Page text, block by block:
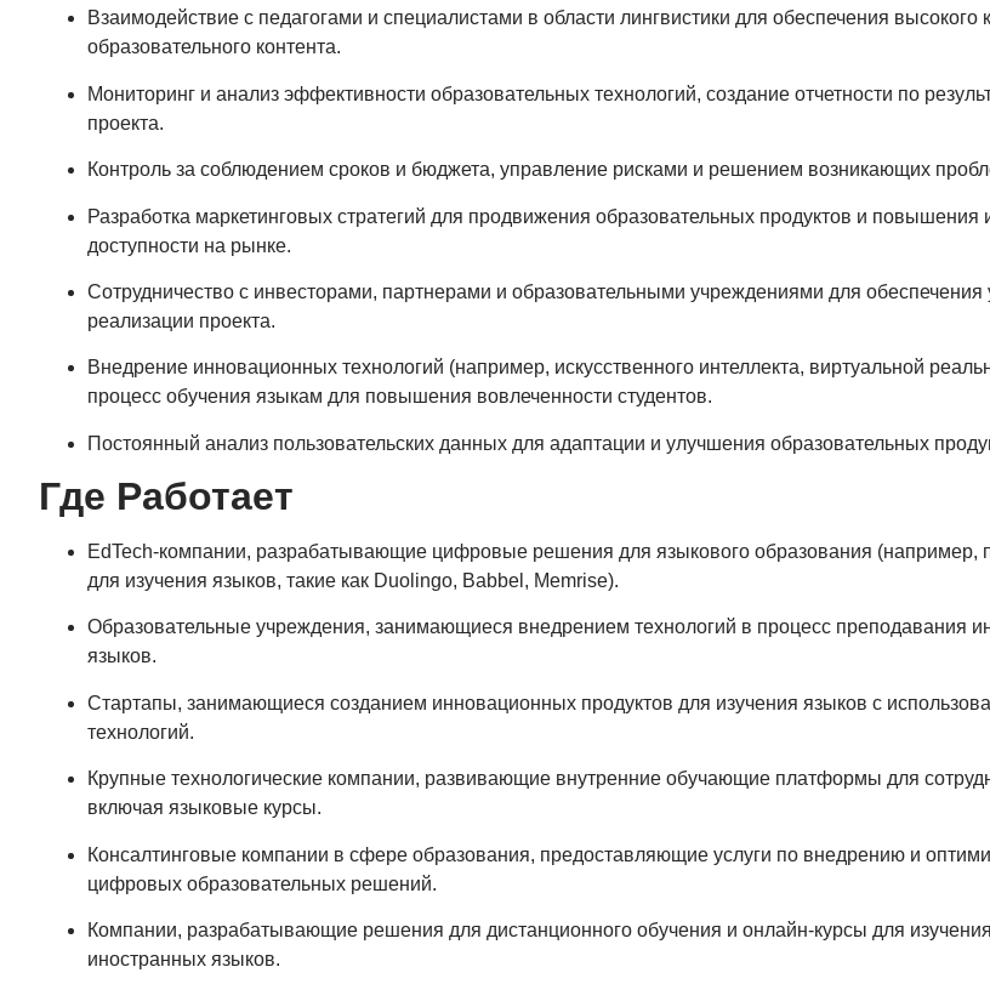
Взаимодействие с педагогами и специалистами в области лингвистики для обеспечения высокого
образовательного контента.
Мониторинг и анализ эффективности образовательных технологий, создание отчетности по
проекта.
Контроль за соблюдением сроков и бюджета, управление рисками и решением возникающих
Разработка маркетинговых стратегий для продвижения образовательных продуктов и повышения
доступности на рынке.
Сотрудничество с инвесторами, партнерами и образовательными учреждениями для обеспечения
реализации проекта.
Внедрение инновационных технологий (например, искусственного интеллекта, виртуальной
процесс обучения языкам для повышения вовлеченности студентов.
Постоянный анализ пользовательских данных для адаптации и улучшения образовательных
Где Работает
EdTech-компании, разрабатывающие цифровые решения для языкового образования (например,
для изучения языков, такие как Duolingo, Babbel, Memrise).
Образовательные учреждения, занимающиеся внедрением технологий в процесс преподавания
языков.
Стартапы, занимающиеся созданием инновационных продуктов для изучения языков с
технологий.
Крупные технологические компании, развивающие внутренние обучающие платформы для
включая языковые курсы.
Консалтинговые компании в сфере образования, предоставляющие услуги по внедрению и
цифровых образовательных решений.
Компании, разрабатывающие решения для дистанционного обучения и онлайн-курсы для изучения
иностранных языков.